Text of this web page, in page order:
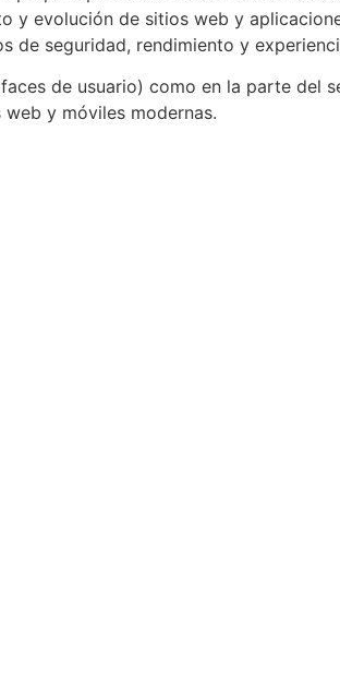
y evolución de sitios web y
de seguridad, rendimiento y
de usuario) como en la parte del
y móviles modernas.